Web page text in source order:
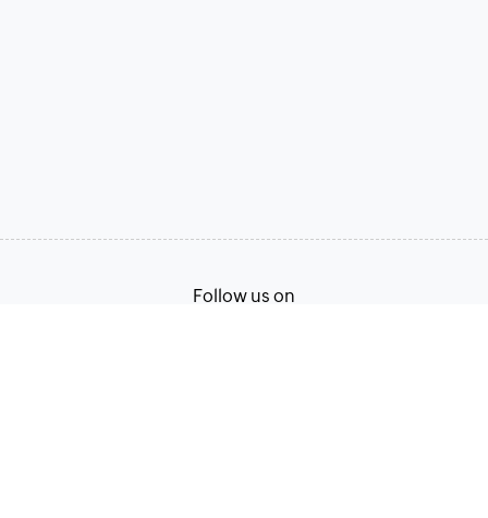
Follow us on